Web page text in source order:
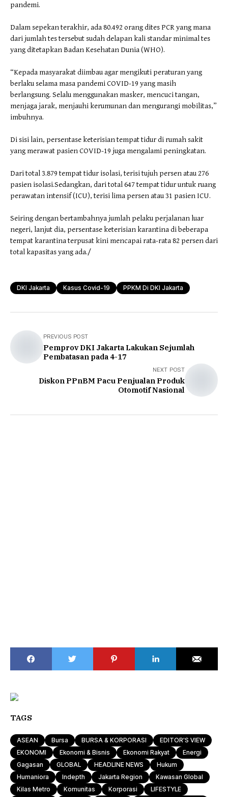
pandemi.
Dalam sepekan terakhir, ada 80.492 orang dites PCR yang mana
dari jumlah tes tersebut sudah delapan kali standar minimal tes
yang ditetapkan Badan Kesehatan Dunia (WHO).
“Kepada masyarakat diimbau agar mengikuti peraturan yang
berlaku selama masa pandemi COVID-19 yang masih
berlangsung. Selalu menggunakan masker, mencuci tangan,
menjaga jarak, menjauhi kerumunan dan mengurangi mobilitas,”
imbuhnya.
Di sisi lain, persentase keterisian tempat tidur di rumah sakit
yang merawat pasien COVID-19 juga mengalami peningkatan.
Dari total 3.879 tempat tidur isolasi, terisi tujuh persen atau 276
pasien isolasi.Sedangkan, dari total 647 tempat tidur untuk ruang
perawatan intensif (ICU), terisi lima persen atau 31 pasien ICU.
Seiring dengan bertambahnya jumlah pelaku perjalanan luar
negeri, lanjut dia, persentase keterisian karantina di beberapa
tempat karantina terpusat kini mencapai rata-rata 82 persen dari
total kapasitas yang ada./
DKI Jakarta Kasus Covid-19 PPKM Di DKI Jakarta
PREVIOUS POST
Pemprov DKI Jakarta Lakukan Sejumlah
Pembatasan pada 4-17
NEXT POST
Diskon PPnBM Pacu Penjualan Produk
Otomotif Nasional
TAGS
ASEAN Bursa BURSA & KORPORASI
EDITOR'S VIEW
EKONOMI
Ekonomi & Bisnis Ekonomi Rakyat
Energi
Gagasan
GLOBAL HEADLINE NEWS
Hukum
Humaniora
Indepth Jakarta Region
Kawasan Global
Kilas Metro
Komunitas Korporasi LIFESTYLE